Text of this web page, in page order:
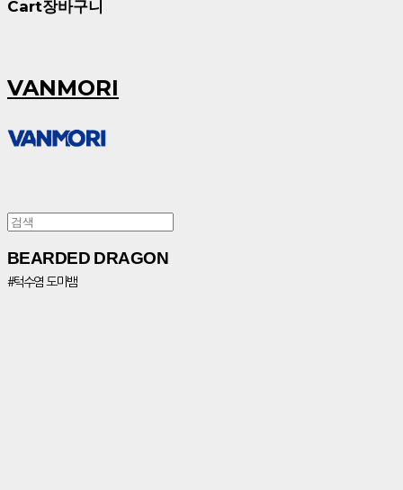
Cart장바구니
VANMORI
BEARDED DRAGON
#턱수염 도마뱀